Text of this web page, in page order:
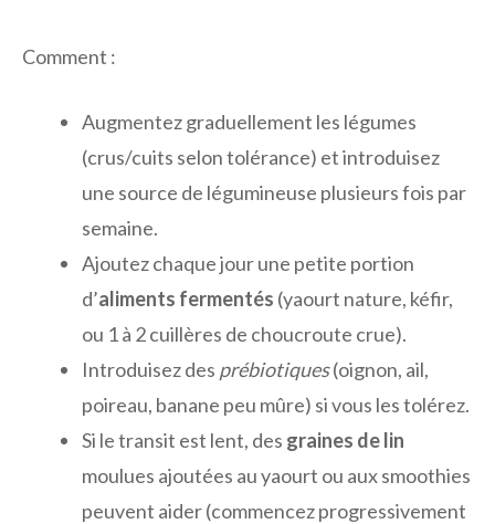
Comment :
Augmentez graduellement les légumes
(crus/cuits selon tolérance) et introduisez
une source de légumineuse plusieurs fois par
semaine.
Ajoutez chaque jour une petite portion
d’aliments fermentés (yaourt nature, kéfir,
ou 1 à 2 cuillères de choucroute crue).
Introduisez des prébiotiques(oignon, ail,
poireau, banane peu mûre) si vous les tolérez.
Si le transit est lent, des graines de lin
moulues ajoutées au yaourt ou aux smoothies
peuvent aider (commencez progressivement